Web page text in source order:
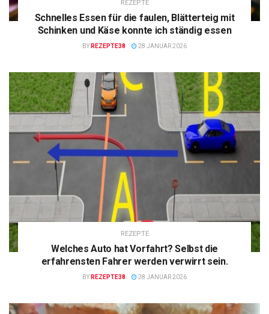
REZEPTE
Schnelles Essen für die faulen, Blätterteig mit
Schinken und Käse konnte ich ständig essen
BY REZEPTE38 28 JANUAR 2026
REZEPTE
Welches Auto hat Vorfahrt? Selbst die
erfahrensten Fahrer werden verwirrt sein.
BY REZEPTE38 28 JANUAR 2026